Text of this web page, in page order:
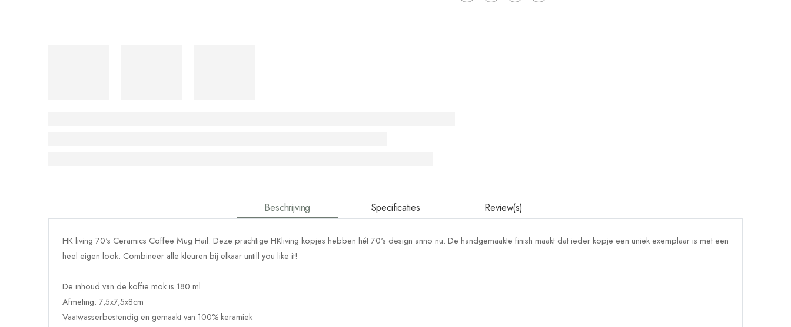
Beschrijving Specificaties Review(s)
HK living 70's Ceramics Coffee Mug Hail. Deze prachtige HKliving kopjes hebben hét 70's design anno nu. De handgemaakte finish maakt dat ieder kopje een uniek exemplaar is met een
heel eigen look. Combineer alle kleuren bij elkaar untill you like it!
De inhoud van de koffie mok is 180 ml.
Afmeting: 7,5x7,5x8cm
Vaatwasserbestendig en gemaakt van 100% keramiek